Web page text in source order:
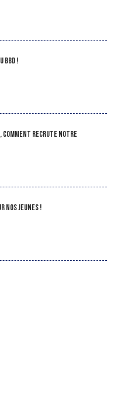
!
comment recrute notre
nos jeunes !